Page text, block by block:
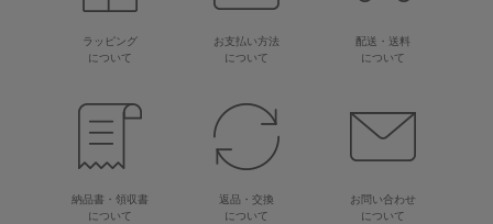
ラッピング
について
お支払い方法
について
配送・送料
について
納品書・領収書
について
返品・交換
について
お問い合わせ
について